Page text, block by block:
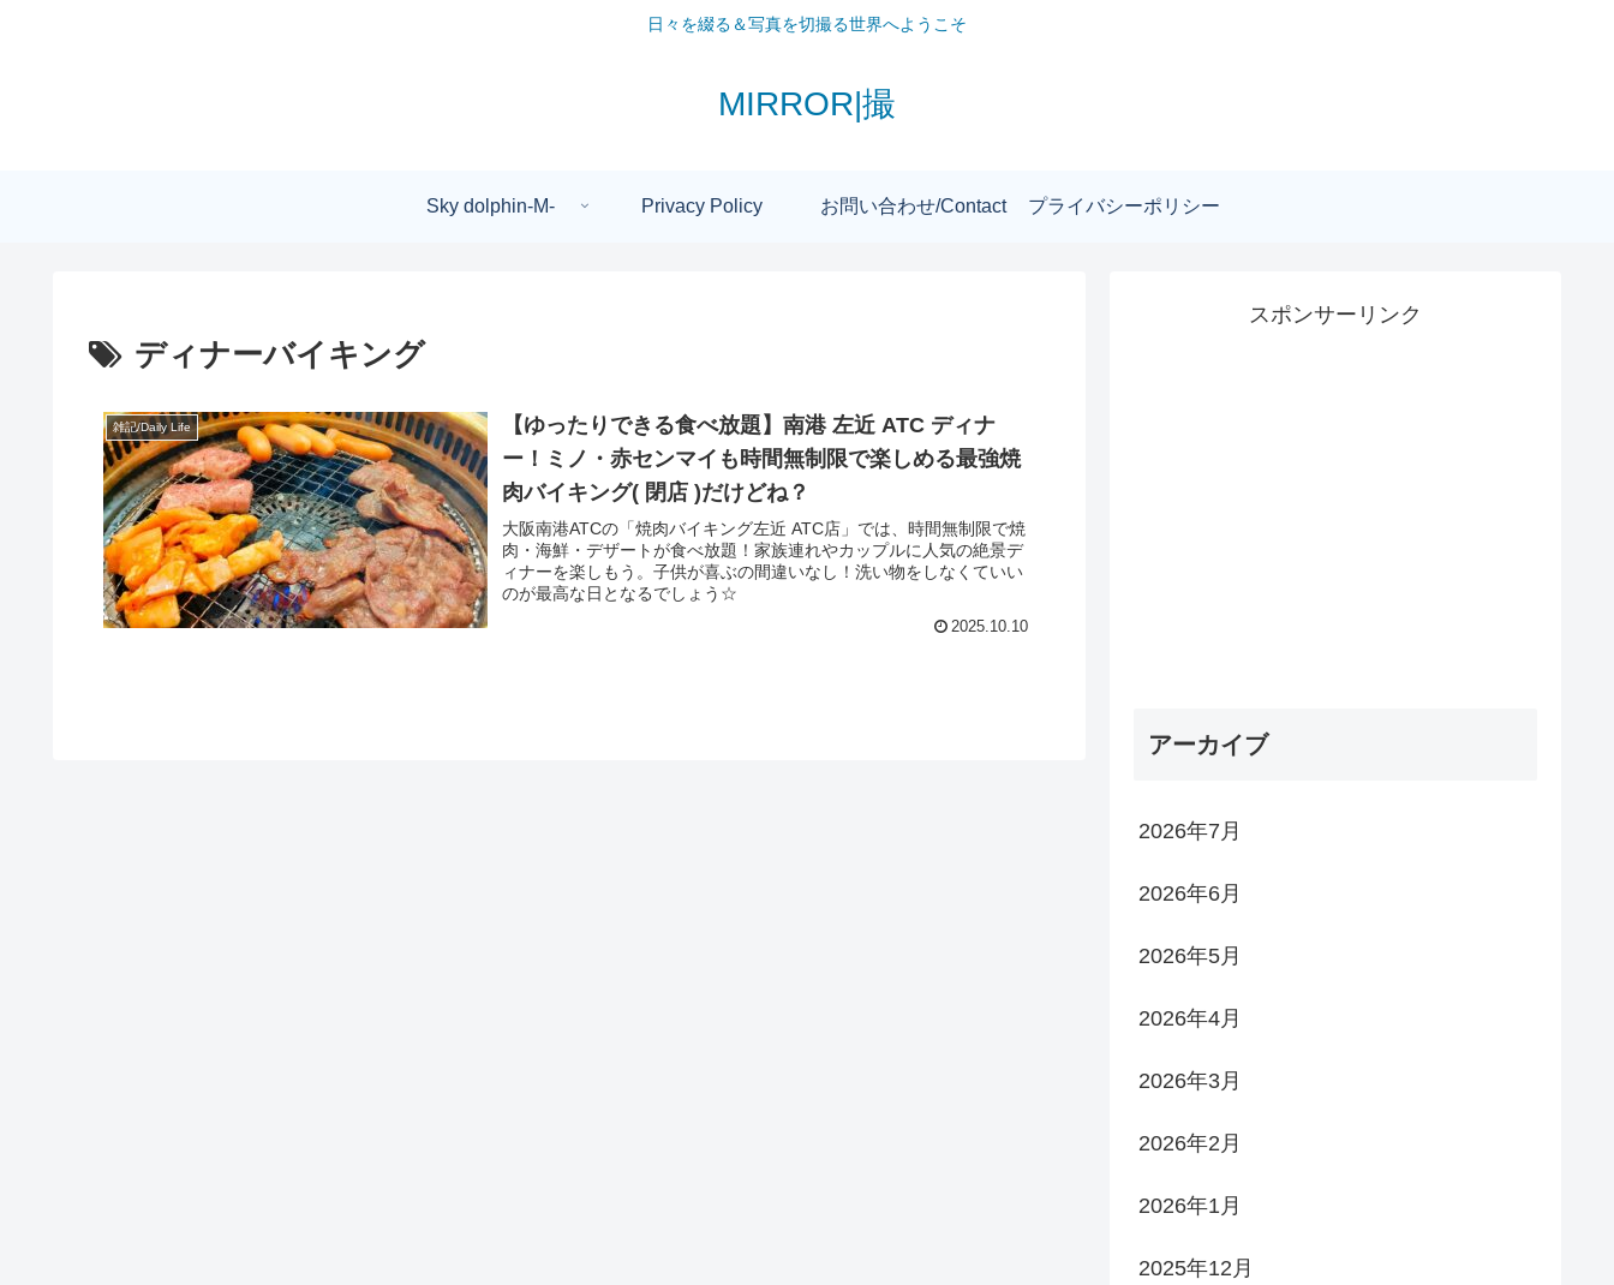
日々を綴る＆写真を切撮る世界へようこそ
MIRROR|撮
Sky dolphin-M- Privacy Policy お問い合わせ/Contact プライバシーポリシー
ディナーバイキング
雑記/Daily Life
【ゆったりできる食べ放題】南港 左近 ATC ディナ
ー！ミノ・赤センマイも時間無制限で楽しめる最強焼
肉バイキング( 閉店 )だけどね？
大阪南港ATCの「焼肉バイキング左近 ATC店」では、時間無制限で焼
肉・海鮮・デザートが食べ放題！家族連れやカップルに人気の絶景デ
ィナーを楽しもう。子供が喜ぶの間違いなし！洗い物をしなくていい
のが最高な日となるでしょう☆
2025.10.10
スポンサーリンク
アーカイブ
2026年7月
2026年6月
2026年5月
2026年4月
2026年3月
2026年2月
2026年1月
2025年12月